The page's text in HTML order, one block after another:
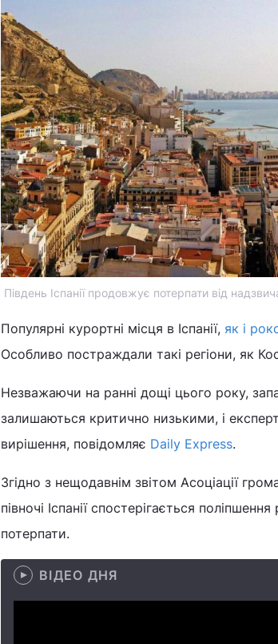
Південь Іспанії продовжує потерпати від
Популярні курортні місця в Іспанії, як і
Особливо постраждали такі регіони, як
Незважаючи на ранні дощі цього року,
залишаються критично низькими, і
вирішення, повідомляє Daily Express.
Згідно з нещодавнім звітом Асоціації
півночі Іспанії спостерігається
потерпати.
ВІДЕО ДНЯ